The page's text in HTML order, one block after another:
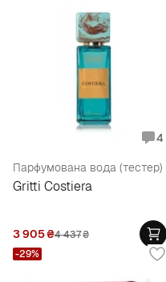
4
Парфумована вода (тестер)
Gritti Costiera
3 905₴4 437₴
-29%